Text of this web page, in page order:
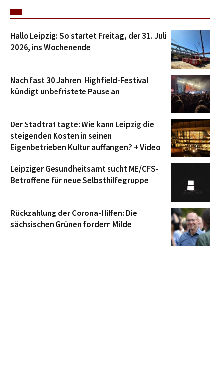
Hallo Leipzig: So startet Freitag, der 31. Juli
2026, ins Wochenende
Nach fast 30 Jahren: Highfield-Festival
kündigt unbefristete Pause an
Der Stadtrat tagte: Wie kann Leipzig die
steigenden Kosten in seinen
Eigenbetrieben Kultur auffangen? + Video
Leipziger Gesundheitsamt sucht ME/CFS-
Betroffene für neue Selbsthilfegruppe
Rückzahlung der Corona-Hilfen: Die
sächsischen Grünen fordern Milde